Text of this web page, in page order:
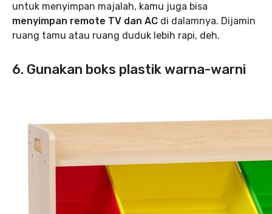
untuk menyimpan majalah, kamu juga bisa
menyimpan remote TV dan AC di dalamnya. Dijamin
ruang tamu atau ruang duduk lebih rapi, deh.
6. Gunakan boks plastik warna-warni